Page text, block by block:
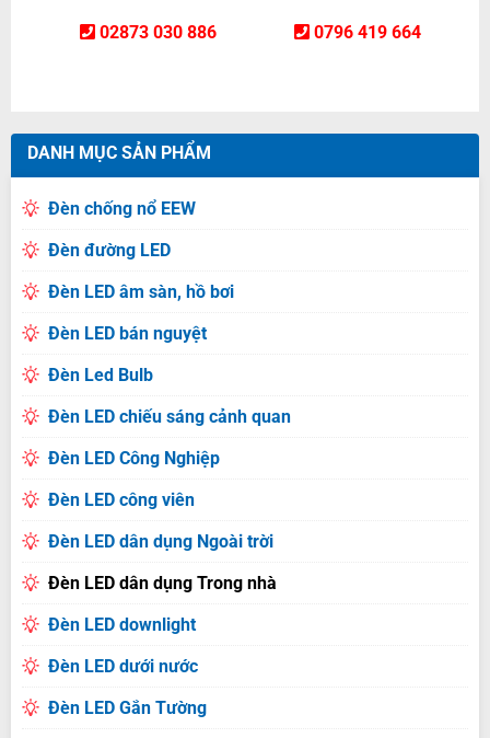
02873 030 886 0796 419 664
DANH MỤC SẢN PHẨM
Đèn chống nổ EEW
Đèn đường LED
Đèn LED âm sàn, hồ bơi
Đèn LED bán nguyệt
Đèn Led Bulb
Đèn LED chiếu sáng cảnh quan
Đèn LED Công Nghiệp
Đèn LED công viên
Đèn LED dân dụng Ngoài trời
Đèn LED dân dụng Trong nhà
Đèn LED downlight
Đèn LED dưới nước
Đèn LED Gắn Tường